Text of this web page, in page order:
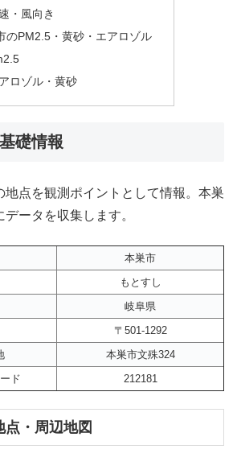
・風向き
のPM2.5・黄砂・エアロゾル
ロゾル・黄砂
礎情報
地点を観測ポイントとして情報。本巣
ータを収集します。
本巣市
もとすし
岐阜県
〒501-1292
本巣市文殊324
ド
212181
・周辺地図